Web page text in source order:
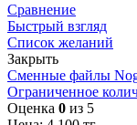
Сравнение
Быстрый взгляд
Список желаний
Закрыть
Сменные файлы
Ограниченное
Оценка 0 из 5